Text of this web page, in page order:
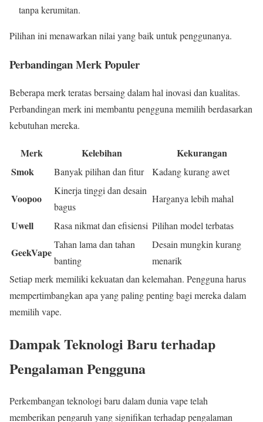
tanpa kerumitan.
Pilihan ini menawarkan nilai yang baik untuk penggunanya.
Perbandingan Merk Populer
Beberapa merk teratas bersaing dalam hal inovasi dan kualitas.
Perbandingan merk ini membantu pengguna memilih berdasarkan
kebutuhan mereka.
Merk Kelebihan
Kekurangan
Smok
Banyak pilihan dan fitur Kadang kurang awet
Voopoo
Kinerja tinggi dan desain
bagus
Harganya lebih mahal
Uwell Rasa nikmat dan efisiensi Pilihan model terbatas
GeekVape
Tahan lama dan tahan
banting
Desain mungkin kurang
menarik
Setiap merk memiliki kekuatan dan kelemahan. Pengguna harus
mempertimbangkan apa yang paling penting bagi mereka dalam
memilih vape.
Dampak Teknologi Baru terhadap
Pengalaman Pengguna
Perkembangan teknologi baru dalam dunia vape telah
memberikan pengaruh yang signifikan terhadap pengalaman